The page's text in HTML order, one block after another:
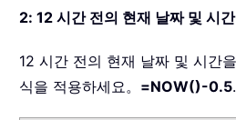
2: 12 시간 전의 현재 날짜 및 시
12 시간 전의 현재 날짜 및 시간
식을 적용하세요。 =NOW()-0.5.